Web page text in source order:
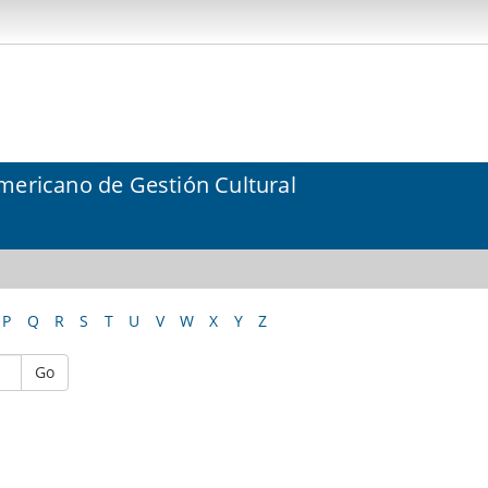
de Gestión Cultural
P Q R S T U V W X Y Z
Go